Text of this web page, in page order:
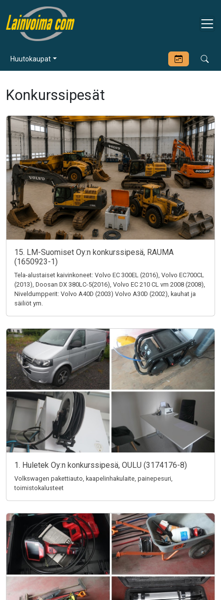
Huutokaupat
Konkurssipesät
15. LM-Suomiset Oy:n konkurssipesä, RAUMA
(1650923-1)
Tela-alustaiset kaivinkoneet: Volvo EC 300EL (2016), Volvo EC700CL
(2013), Doosan DX 380LC-5(2016), Volvo EC 210 CL vm 2008 (2008),
Niveldumpperit: Volvo A40D (2003) Volvo A30D (2002), kauhat ja
säiliöt ym.
1. Huletek Oy:n konkurssipesä, OULU (3174176-8)
Volkswagen pakettiauto, kaapelinhakulaite, painepesuri,
toimistokalusteet